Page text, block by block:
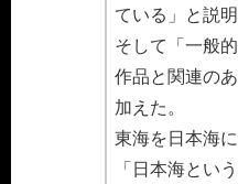
ている」と説明
そして「一般
作品と関連の
加えた。
東海を日本海
「日本海とい